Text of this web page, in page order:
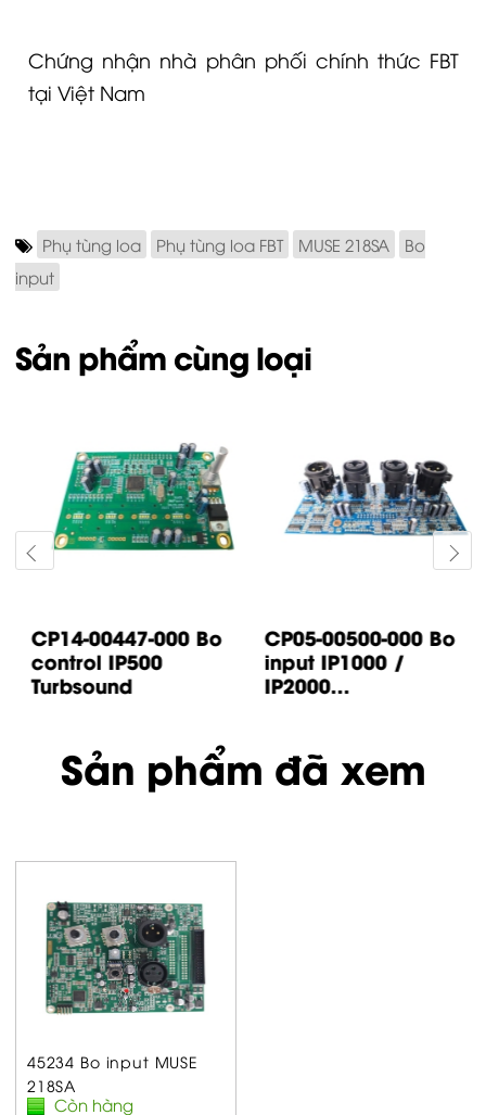
Chứng nhận nhà phân phối chính thức FBT
tại Việt Nam
Phụ tùng loa Phụ tùng loa FBT MUSE 218SA
Bo
input
Sản phẩm cùng loại
CP14-00447-000 Bo
control IP500
Turbsound
CP05-00500-000 Bo
input IP1000 /
IP2000...
Sản phẩm đã xem
45234 Bo input MUSE
218SA
Còn hàng